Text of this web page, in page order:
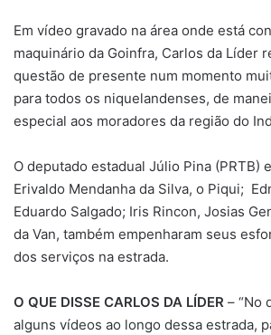
Em vídeo gravado na área onde está
maquinário da Goinfra, Carlos da Líder
questão de presente num momento
para todos os niquelandenses, de
especial aos moradores da região do
O deputado estadual Júlio Pina (PRTB)
Erivaldo Mendanha da Silva, o Piqui;
Eduardo Salgado; Iris Rincon, Josias
da Van, também empenharam seus
dos serviços na estrada.
O QUE DISSE CARLOS DA LÍDER – “No
alguns vídeos ao longo dessa estrada,